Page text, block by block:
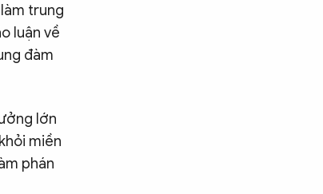
trung
luận về
đàm
lớn
miền
phán